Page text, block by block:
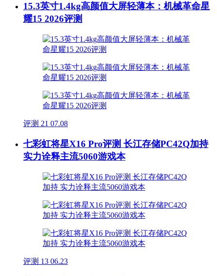
15.3英寸1.4kg高颜值大屏轻薄本：机械革命星
耀15 2026评测
评测 21 07.08
七彩虹将星X16 Pro评测 长江存储PC42Q加持
实力诠释主流5060游戏本
评测 13 06.23